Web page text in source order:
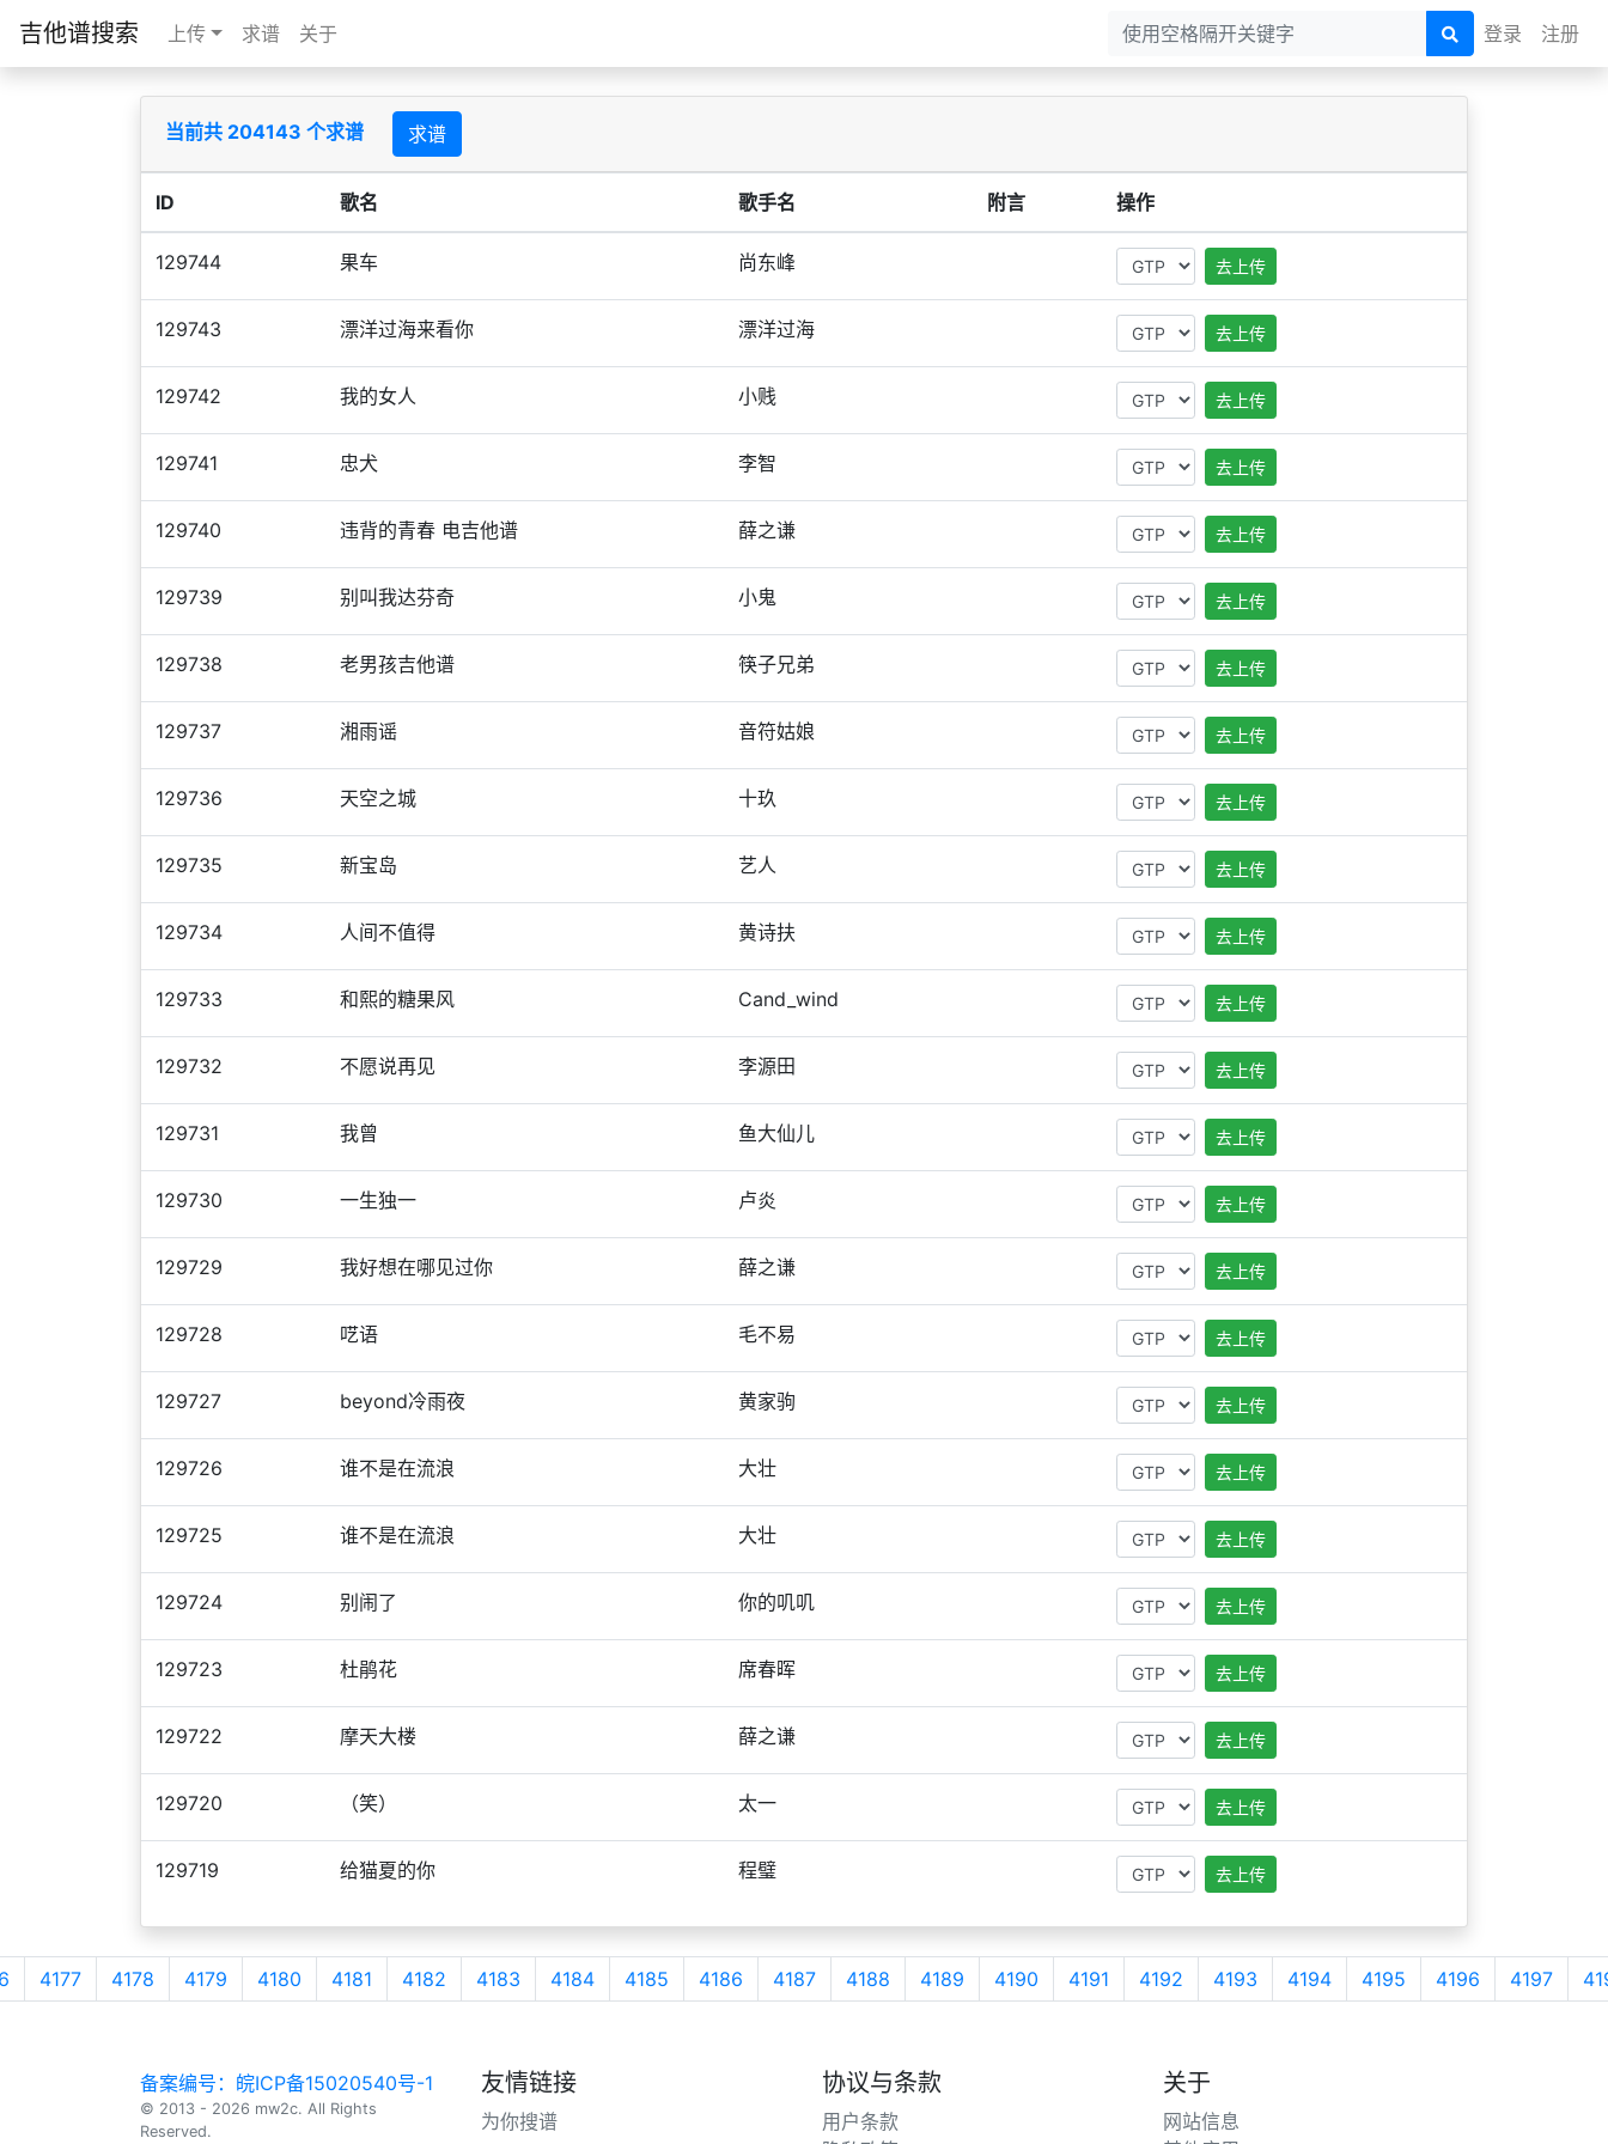
吉他谱搜索 上传 求谱 关于 登录 注册
当前共 204143 个求谱 求谱
ID 歌名 歌手名 附言 操作
129744 果车 尚东峰 去上传
129743 漂洋过海来看你 漂洋过海 去上传
129742 我的女人 小贱 去上传
129741 忠犬 李智 去上传
129740 违背的青春 电吉他谱 薛之谦 去上传
129739 别叫我达芬奇 小鬼 去上传
129738 老男孩吉他谱 筷子兄弟 去上传
129737 湘雨谣 音符姑娘 去上传
129736 天空之城 十玖 去上传
129735 新宝岛 艺人 去上传
129734 人间不值得 黄诗扶 去上传
129733 和熙的糖果风 Cand_wind 去上传
129732 不愿说再见 李源田 去上传
129731 我曾 鱼大仙儿 去上传
129730 一生独一 卢炎 去上传
129729 我好想在哪见过你 薛之谦 去上传
129728 呓语 毛不易 去上传
129727 beyond冷雨夜 黄家驹 去上传
129726 谁不是在流浪 大壮 去上传
129725 谁不是在流浪 大壮 去上传
129724 别闹了 你的叽叽 去上传
129723 杜鹃花 席春晖 去上传
129722 摩天大楼 薛之谦 去上传
129720 （笑） 太一 去上传
129719 给猫夏的你 程璧 去上传
4177 4178 4179 4180 4181 4182 4183 4184 4185 4186 4187 4188 4189 4190 4191 4192 4193 4194 4195 4196 4197
备案编号：皖ICP备15020540号-1
© 2013 - 2026 mw2c. All Rights
Reserved.
友情链接
为你搜谱
协议与条款
用户条款
关于
网站信息